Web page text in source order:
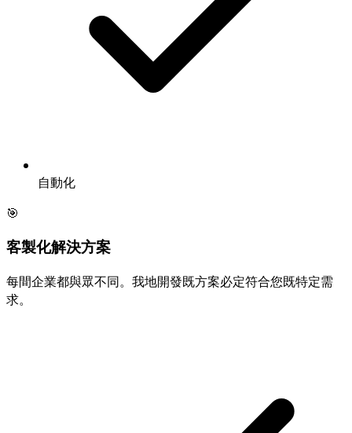
自動化
🎯
客製化解決方案
每間企業都與眾不同。我地開發既方案必定符合您既特定需
求。